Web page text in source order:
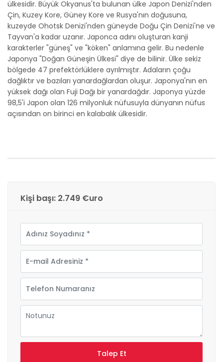
ülkesidir. Büyük Okyanus'ta bulunan ülke Japon Denizi'nden
Çin, Kuzey Kore, Güney Kore ve Rusya'nın doğusuna,
kuzeyde Ohotsk Denizi'nden güneyde Doğu Çin Denizi'ne ve
Tayvan'a kadar uzanır. Japonca adını oluşturan kanji
karakterler "güneş" ve "köken" anlamına gelir. Bu nedenle
Japonya "Doğan Güneşin Ülkesi" diye de bilinir. Ülke sekiz
bölgede 47 prefektörlüklere ayrılmıştır. Adaların çoğu
dağlıktır ve bazıları yanardağlardan oluşur. Japonya'nın en
yüksek dağı olan Fuji Dağı bir yanardağdır. Japonya yüzde
98,5'i Japon olan 126 milyonluk nüfusuyla dünyanın nüfus
açısından on birinci en kalabalık ülkesidir.
Kişi başı: 2.749 €uro